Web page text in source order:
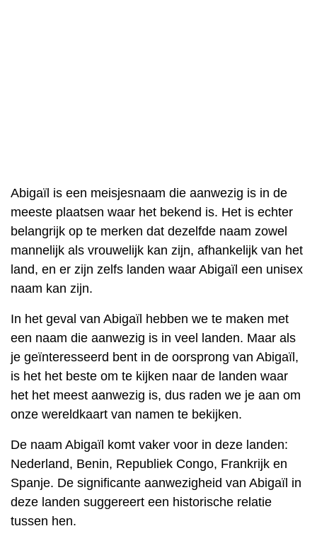
Abigaïl is een meisjesnaam die aanwezig is in de
meeste plaatsen waar het bekend is. Het is echter
belangrijk op te merken dat dezelfde naam zowel
mannelijk als vrouwelijk kan zijn, afhankelijk van het
land, en er zijn zelfs landen waar Abigaïl een unisex
naam kan zijn.
In het geval van Abigaïl hebben we te maken met
een naam die aanwezig is in veel landen. Maar als
je geïnteresseerd bent in de oorsprong van Abigaïl,
is het het beste om te kijken naar de landen waar
het het meest aanwezig is, dus raden we je aan om
onze wereldkaart van namen te bekijken.
De naam Abigaïl komt vaker voor in deze landen:
Nederland, Benin, Republiek Congo, Frankrijk en
Spanje. De significante aanwezigheid van Abigaïl in
deze landen suggereert een historische relatie
tussen hen.